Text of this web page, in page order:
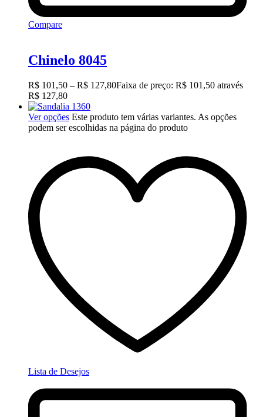
Compare
Chinelo 8045
R$ 101,50 – R$ 127,80Faixa de preço: R$ 101,50 através
R$ 127,80
Ver opções Este produto tem várias variantes. As opções
podem ser escolhidas na página do produto
Lista de Desejos